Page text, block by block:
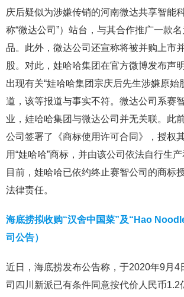
庆后疑似为涉嫌传销的河南微达共享智能
称“微达公司”）站台，与其合作推广一款名
品。此外，微达公司还宣称将被并购上市
股。对此，娃哈哈集团在官方微博发布声
出现有关“娃哈哈集团宗庆后先生涉嫌原始
道，该等报道与事实不符。微达公司系赛
业，娃哈哈集团与微达公司并无关联。此
公司签署了《商标使用许可合同》，授权
用“娃哈哈”商标，并由该公司依法自行生产
目前，娃哈哈已依约终止赛智公司的商标
法律责任。
海底捞拟收购“汉舍中国菜”及“Hao
司公告）
近日，海底捞发布公告称，于2020年9月4
司四川新派已有条件同意按代价人民币1.2